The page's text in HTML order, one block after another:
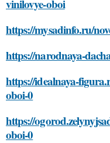
vinilovye-oboi
https://mysadinfo.ru/
https://narodnaya-
https://idealnaya-
oboi-0
https://
oboi-0